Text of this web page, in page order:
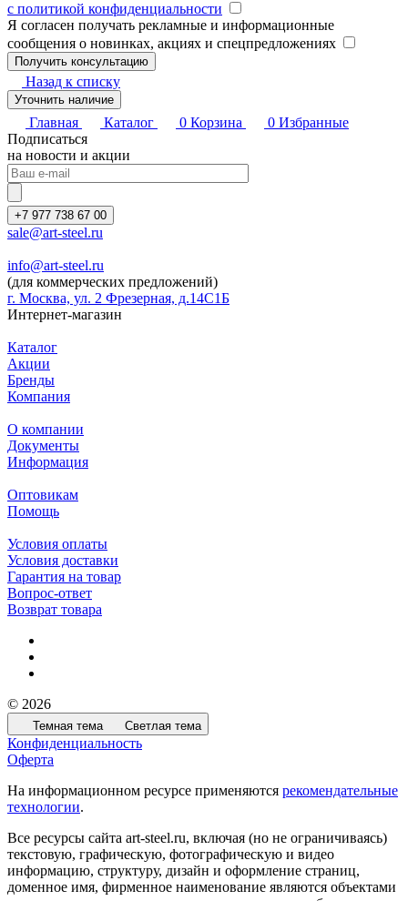
с политикой конфиденциальности
Я согласен получать рекламные и информационные
сообщения о новинках, акциях и спецпредложениях
Назад к списку
Уточнить наличие
Главная Каталог 0 Корзина 0 Избранные
Подписаться
на новости и акции
+7 977 738 67 00
sale@art-steel.ru
info@art-steel.ru
(для коммерческих предложений)
г. Москва, ул. 2 Фрезерная, д.14С1Б
Интернет-магазин
Каталог
Акции
Бренды
Компания
О компании
Документы
Информация
Оптовикам
Помощь
Условия оплаты
Условия доставки
Гарантия на товар
Вопрос-ответ
Возврат товара
© 2026
Темная тема Светлая тема
Конфиденциальность
Оферта
На информационном ресурсе применяются рекомендательные
технологии.
Все ресурсы сайта art-steel.ru, включая (но не ограничиваясь)
текстовую, графическую, фотографическую и видео
информацию, структуру, дизайн и оформление страниц,
доменное имя, фирменное наименование являются объектами